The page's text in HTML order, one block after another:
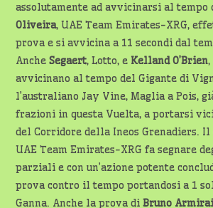
assolutamente ad avvicinarsi al tempo
Oliveira, UAE Team Emirates-XRG,
prova e si avvicina a 11 secondi dal
AncheSegaert, Lotto, e Kelland O’Brien
avvicinano al tempo del Gigante di
l’australiano Jay Vine, Maglia a Pois,
frazioni in questa Vuelta, a portarsi
del Corridore della Ineos Grenadiers.
UAE Team Emirates-XRG fa segnare
parziali e con un’azione potente
prova contro il tempo portandosi a 1
Ganna. Anche la prova diBruno